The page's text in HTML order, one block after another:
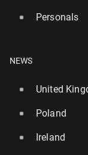
Personals
NEWS
United
Poland
Ireland